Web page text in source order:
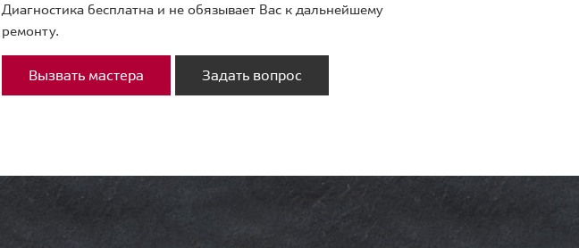
Диагностика бесплатна и не обязывает Вас к дальнейшему
ремонту.
Вызвать мастера Задать вопрос